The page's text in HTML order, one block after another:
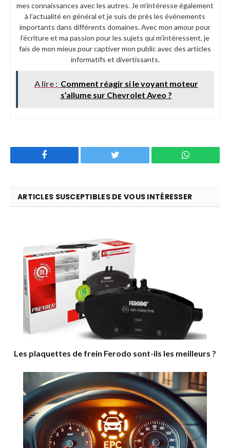
mes connaissances avec les autres. Je m’intéresse également
à l’actualité en général et je suis de près les événements
importants dans différents domaines. Avec mon amour pour
l’écriture et ma passion pour les sujets qui m’intéressent, je
fais de mon mieux pour captiver mon public avec des articles
informatifs et divertissants.
A lire : Comment réagir si le voyant moteur
s’allume sur Chevrolet Aveo ?
Twitter WhatsApp
ARTICLES SUSCEPTIBLES DE VOUS INTÉRESSER
Les plaquettes de frein Ferodo sont-ils les meilleurs ?